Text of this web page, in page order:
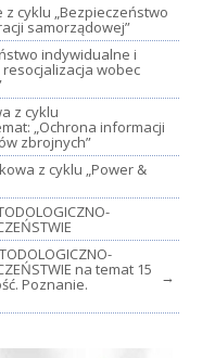
cyklu „Bezpieczeństwo
samorządowej”
indywidualne i
wobec
z cyklu
„Ochrona informacji
zbrojnych”
z cyklu „Power &
na temat 15
Poznanie. →